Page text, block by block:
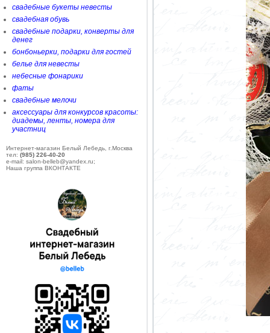
свадебные букеты невесты
свадебная обувь
свадебные подарки, конверты для
денег
бонбоньерки, подарки для гостей
белье для невесты
небесные фонарики
фаты
свадебные мелочи
аксессуары для конкурсов красоты:
диадемы, ленты, номера для
участниц
Интернет-магазин Белый Лебедь, г.Москва
тел: (985) 226-40-20
e-mail: salon-belleb@yandex.ru;
Наша группа ВКОНТАКТЕ